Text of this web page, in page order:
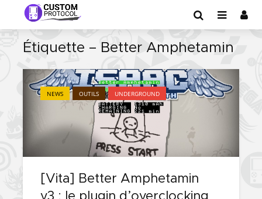
Étiquette – Better Amphetamin
NEWS OUTILS UNDERGROUND
[Vita] Better Amphetamin